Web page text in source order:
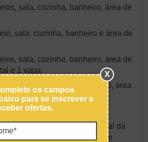
sala, cozinha, banheiro, área de
sala, cozinha, banheiro e área de
sala, cozinha, banheiro, área de
e 1 vaga.
2 salas, cozinha, banheiro, área
separado.
5 minutos do centro comercial da
a acesso a vias principais e
os campos
para se inscrever e
ofertas.
X